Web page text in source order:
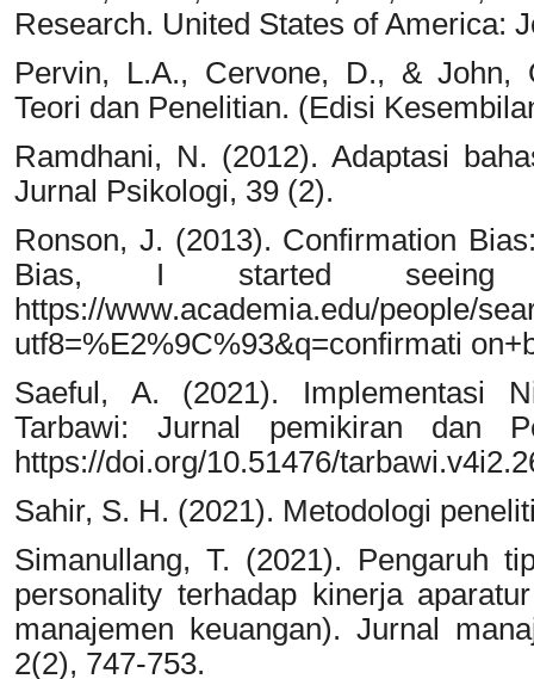
Research. United States of America:
Pervin, L.A., Cervone, D., & John,
Teori dan Penelitian. (Edisi
Ramdhani, N. (2012). Adaptasi
Jurnal Psikologi, 39 (2).
Ronson, J. (2013). Confirmation
Bias, I started seeing
https://
utf8=%E2%9C%93&q=confirmati
Saeful, A. (2021). Implementasi
Tarbawi: Jurnal pemikiran dan
https://doi.org/10.51476/
Sahir, S. H. (2021). Metodologi
Simanullang, T. (2021). Pengaruh
personality terhadap kinerja
manajemen keuangan). Jurnal
2(2), 747-753.